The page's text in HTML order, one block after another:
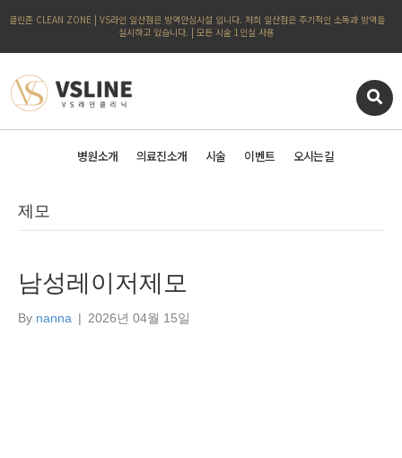
클린존 CLEAN ZONE | VS라인 일산점은 방역안심시설 입니다. 저희 일산점은 주기적인 소독과 방역을
실시하고 있습니다. | 모든 시술 1인실 사용
병원소개 의료진소개 시술 이벤트 오시는길
제모
남성레이저제모
By nanna | 2026년 04월 15일